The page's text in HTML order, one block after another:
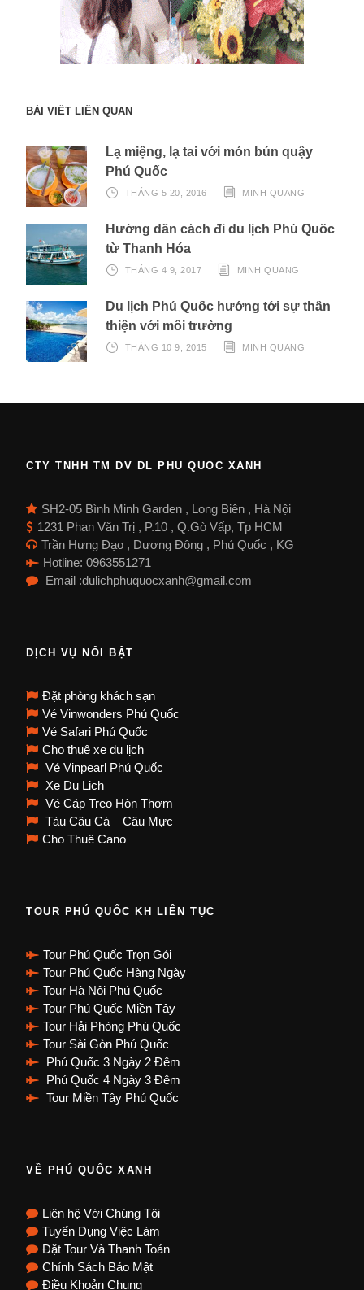
BÀI VIẾT LIÊN QUAN
Lạ miệng, lạ tai với món bún quậy
Phú Quốc
THÁNG 5 20, 2016 MINH QUANG
Hướng dẫn cách đi du lịch Phú Quốc
từ Thanh Hóa
THÁNG 4 9, 2017 MINH QUANG
Du lịch Phú Quốc hướng tới sự thân
thiện với môi trường
THÁNG 10 9, 2015 MINH QUANG
CTY TNHH TM DV DL PHÚ QUỐC XANH
SH2-05 Bình Minh Garden , Long Biên , Hà Nội
1231 Phan Văn Trị , P.10 , Q.Gò Vấp, Tp HCM
Trần Hưng Đạo , Dương Đông , Phú Quốc , KG
Hotline: 0963551271
Email :dulichphuquocxanh@gmail.com
DỊCH VỤ NỔI BẬT
Đặt phòng khách sạn
Vé Vinwonders Phú Quốc
Vé Safari Phú Quốc
Cho thuê xe du lịch
Vé Vinpearl Phú Quốc
Xe Du Lịch
Vé Cáp Treo Hòn Thơm
Tàu Câu Cá – Câu Mực
Cho Thuê Cano
TOUR PHÚ QUỐC KH LIÊN TỤC
Tour Phú Quốc Trọn Gói
Tour Phú Quốc Hàng Ngày
Tour Hà Nội Phú Quốc
Tour Phú Quốc Miền Tây
Tour Hải Phòng Phú Quốc
Tour Sài Gòn Phú Quốc
Phú Quốc 3 Ngày 2 Đêm
Phú Quốc 4 Ngày 3 Đêm
Tour Miền Tây Phú Quốc
VỀ PHÚ QUỐC XANH
Liên hệ Với Chúng Tôi
Tuyển Dụng Việc Làm
Đặt Tour Và Thanh Toán
Chính Sách Bảo Mật
Điều Khoản Chung